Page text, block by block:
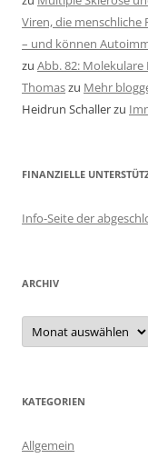
Viren, die
– und können
zu Abb. 82:
Thomaszu Mehr
Heidrun Schallerzu
FINANZIELLE
Info-Seite der
ARCHIV
Archiv
KATEGORIEN
Allgemein